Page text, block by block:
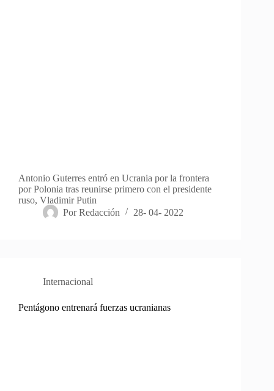
Antonio Guterres entró en Ucrania por la frontera
por Polonia tras reunirse primero con el presidente
ruso, Vladimir Putin
Por Redacción 28- 04- 2022
Internacional
Pentágono entrenará fuerzas ucranianas